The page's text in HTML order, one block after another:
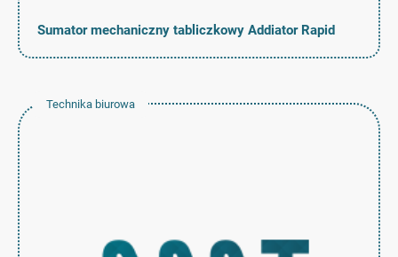
Sumator mechaniczny tabliczkowy Addiator Rapid
Technika biurowa